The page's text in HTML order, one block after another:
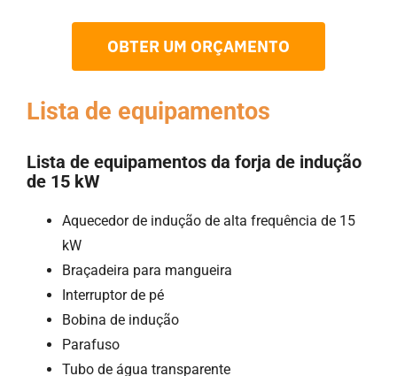
OBTER UM ORÇAMENTO
Lista de equipamentos
Lista de equipamentos da forja de indução
de 15 kW
Aquecedor de indução de alta frequência de 15
kW
Braçadeira para mangueira
Interruptor de pé
Bobina de indução
Parafuso
Tubo de água transparente